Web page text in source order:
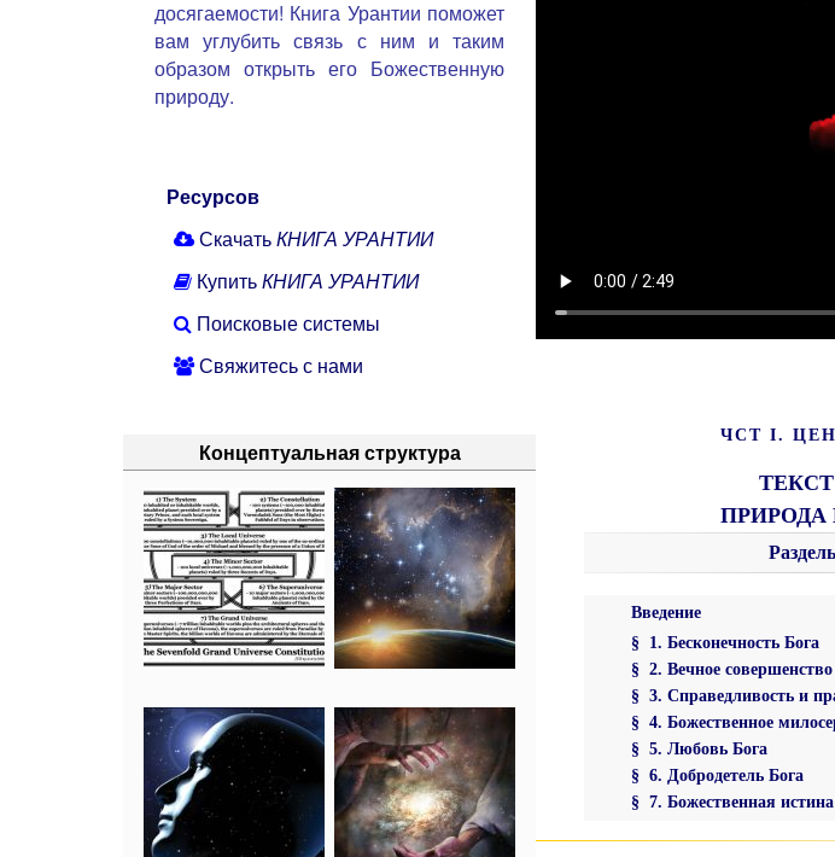
ЧСТ I.
ТЕКСТ
ПРИРОДА
Введение
§ 1. Бесконечность Бога
§ 2. Вечное
§ 3. Справедливость и
§ 4. Божественное
§ 5. Любовь Бога
§ 6. Добродетель Бога
§ 7. Божественная
досягаемости! Книга Урантии поможет
вам углубить связь с ним и таким
образом открыть его Божественную
природу.
Ресурсов
СкачатьКНИГА УРАНТИИ
КупитьКНИГА УРАНТИИ
Поисковые системы
Свяжитесь с нами
Концептуальная структура